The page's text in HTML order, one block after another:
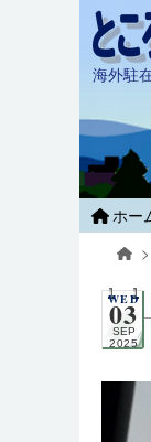
海外駐
ホー
WED
03
SEP
2025